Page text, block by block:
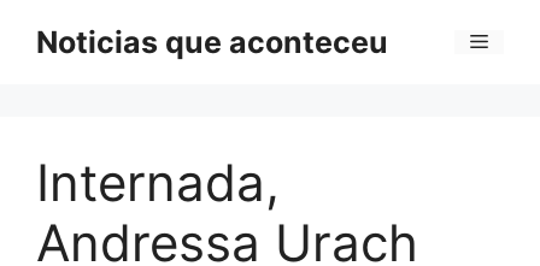
Noticias que aconteceu Menu
Internada,
Andressa Urach